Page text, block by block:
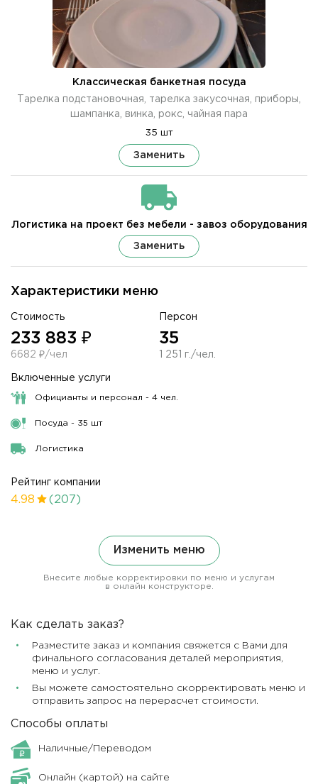
Характеристики меню
Стоимость
233 883 ₽
6682 ₽/чел
Персон
35
1 251 г./чел.
Включенные услуги
Официанты и персонал - 4 чел.
Посуда - 35 шт
Логистика
Рейтинг компании
4.98 (207)
Изменить меню
Внесите любые корректировки по меню и услугам
в онлайн конструкторе.
Классическая банкетная посуда
Тарелка подстановочная, тарелка закусочная, приборы,
шампанка, винка, рокс, чайная пара
35 шт
Заменить
Логистика на проект без мебели - завоз оборудования
Заменить
Как сделать заказ?
Разместите заказ и компания свяжется с Вами для
финального согласования деталей мероприятия,
меню и услуг.
Вы можете самостоятельно скорректировать меню и
отправить запрос на перерасчет стоимости.
Способы оплаты
Наличные/Переводом
Онлайн (картой) на сайте